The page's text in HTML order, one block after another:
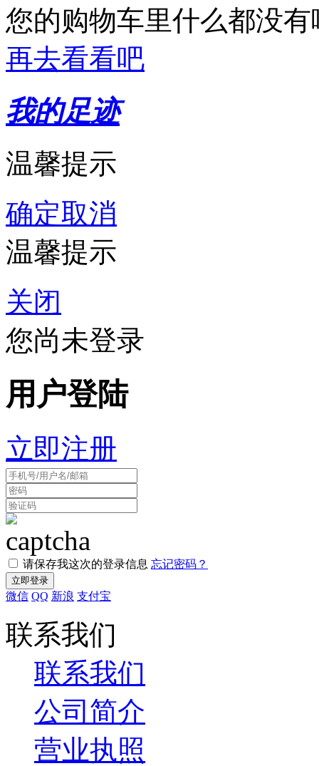
您的购物车里什么都没有
再去看看吧
我的足迹
温馨提示
确定取消
温馨提示
关闭
您尚未登录
用户登陆
立即注册
请保存我这次的登录信息 忘记密码？
微信 QQ 新浪 支付宝
联系我们
联系我们
公司简介
营业执照